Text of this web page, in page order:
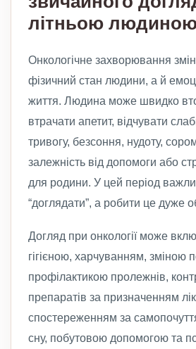
літньою
Онкологічне захворювання
фізичний стан людини, а й
життя. Людина може швидко
втрачати апетит, відчувати
тривогу, безсоння, нудоту,
залежність від допомоги або
для родини. У цей період
“доглядати”, а робити це дуже
Догляд при онкології може
гігієною, харчуванням, зміною
профілактикою пролежнів,
препаратів за призначенням
спостереженням за
сну, побутовою допомогою та